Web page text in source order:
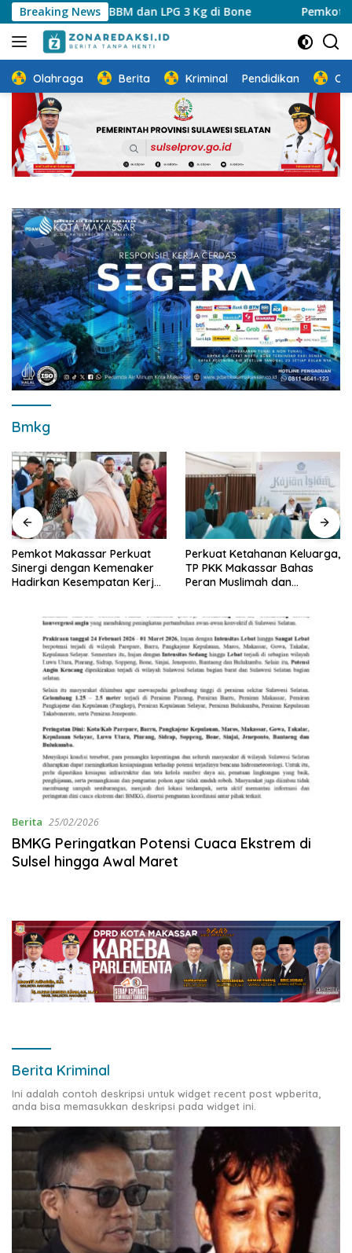
Langsung
ke
konten
Breaking News
Stok BBM dan LPG 3 Kg di Bone Pemkot
Olahraga Berita Kriminal Pendidikan
Bmkg
Pemkot Makassar Perkuat
Sinergi dengan Kemenaker
Hadirkan Kesempatan Kerja
Perkuat Ketahanan Keluarga,
TP PKK Makassar Bahas
Peran Muslimah dan
Berita 25/02/2026
BMKG Peringatkan Potensi Cuaca Ekstrem di
Sulsel hingga Awal Maret
Berita Kriminal
Ini adalah contoh deskripsi untuk widget recent post wpberita,
anda bisa memasukkan deskripsi pada widget ini.